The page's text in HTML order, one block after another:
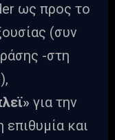
ως προς το
(συν
-στη
για την
και